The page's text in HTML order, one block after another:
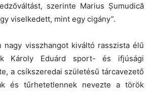
szerinte Marius Șumudică
viselkedett, mint egy cigány”.
nagy visszhangot kiváltó rasszista élű
Károly Eduárd sport- és ifjúsági
a csíkszeredai születésű tárcavezető
és tűrhetetlennek nevezte a török